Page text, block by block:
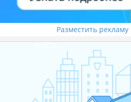
Разместить